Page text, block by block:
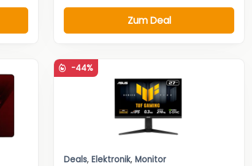
Zum Deal
-44%
Deals, Elektronik, Monitor